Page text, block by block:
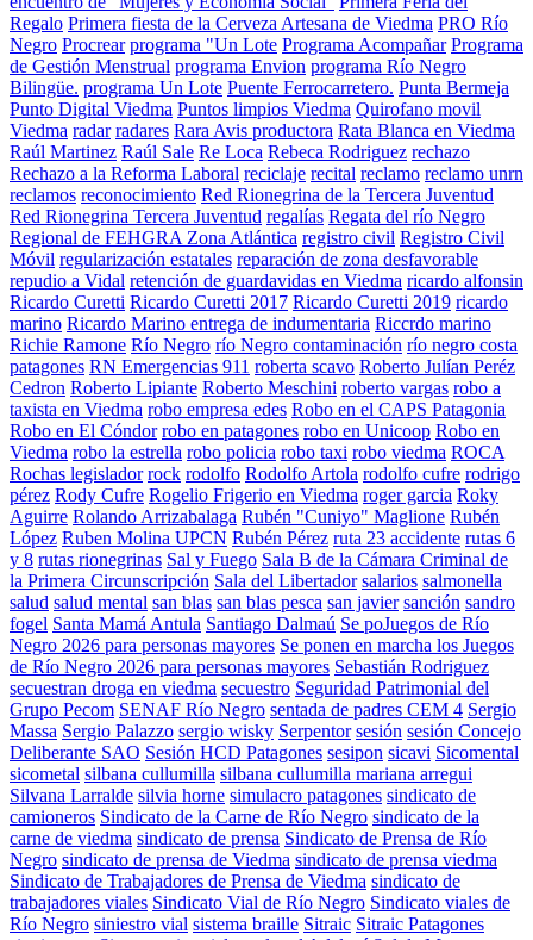
Regalo Primera fiesta de la Cerveza Artesana de Viedma PRO Río
Negro Procrear programa "Un Lote Programa Acompañar Programa
de Gestión Menstrual programa Envion programa Río Negro
Bilingüe. programa Un Lote Puente Ferrocarretero. Punta Bermeja
Punto Digital Viedma Puntos limpios Viedma Quirofano movil
Viedma radar radares Rara Avis productora Rata Blanca en Viedma
Raúl Martinez Raúl Sale Re Loca Rebeca Rodriguez rechazo
Rechazo a la Reforma Laboral reciclaje recital reclamo reclamo unrn
reclamos reconocimiento Red Rionegrina de la Tercera Juventud
Red Rionegrina Tercera Juventud regalías Regata del río Negro
Regional de FEHGRA Zona Atlántica registro civil Registro Civil
Móvil regularización estatales reparación de zona desfavorable
repudio a Vidal retención de guardavidas en Viedma ricardo alfonsin
Ricardo Curetti Ricardo Curetti 2017 Ricardo Curetti 2019 ricardo
marino Ricardo Marino entrega de indumentaria Riccrdo marino
Richie Ramone Río Negro río Negro contaminación río negro costa
patagones RN Emergencias 911 roberta scavo Roberto Julían Peréz
Cedron Roberto Lipiante Roberto Meschini roberto vargas robo a
taxista en Viedma robo empresa edes Robo en el CAPS Patagonia
Robo en El Cóndor robo en patagones robo en Unicoop Robo en
Viedma robo la estrella robo policia robo taxi robo viedma ROCA
Rochas legislador rock rodolfo Rodolfo Artola rodolfo cufre rodrigo
pérez Rody Cufre Rogelio Frigerio en Viedma roger garcia Roky
Aguirre Rolando Arrizabalaga Rubén "Cuniyo" Maglione Rubén
López Ruben Molina UPCN Rubén Pérez ruta 23 accidente rutas 6
y 8 rutas rionegrinas Sal y Fuego Sala B de la Cámara Criminal de
la Primera Circunscripción Sala del Libertador salarios salmonella
salud salud mental san blas san blas pesca san javier sanción sandro
fogel Santa Mamá Antula Santiago Dalmaú Se poJuegos de Río
Negro 2026 para personas mayores Se ponen en marcha los Juegos
de Río Negro 2026 para personas mayores Sebastián Rodriguez
secuestran droga en viedma secuestro Seguridad Patrimonial del
Grupo Pecom SENAF Río Negro sentada de padres CEM 4 Sergio
Massa Sergio Palazzo sergio wisky Serpentor sesión sesión Concejo
Deliberante SAO Sesión HCD Patagones sesipon sicavi Sicomental
sicometal silbana cullumilla silbana cullumilla mariana arregui
Silvana Larralde silvia horne simulacro patagones sindicato de
camioneros Sindicato de la Carne de Río Negro sindicato de la
carne de viedma sindicato de prensa Sindicato de Prensa de Río
Negro sindicato de prensa de Viedma sindicato de prensa viedma
Sindicato de Trabajadores de Prensa de Viedma sindicato de
trabajadores viales Sindicato Vial de Río Negro Sindicato viales de
Río Negro siniestro vial sistema braille Sitraic Sitraic Patagones